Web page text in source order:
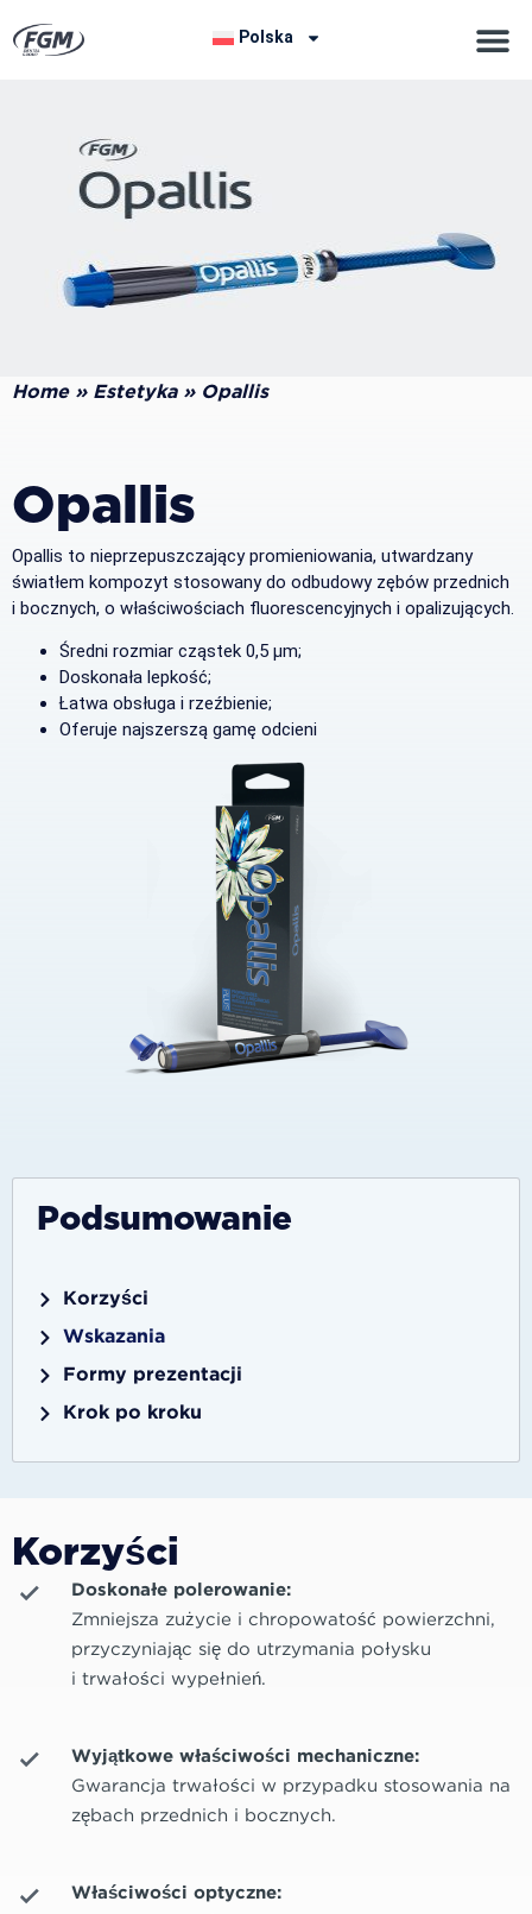
Polska
Home» Estetyka» Opallis
Opallis
Opallis to nieprzepuszczający promieniowania, utwardzany
światłem kompozyt stosowany do odbudowy zębów przednich
i bocznych, o właściwościach fluorescencyjnych i opalizujących.
Średni rozmiar cząstek 0,5 μm;
Doskonała lepkość;
Łatwa obsługa i rzeźbienie;
Oferuje najszerszą gamę odcieni
Podsumowanie
Korzyści
Wskazania
Formy prezentacji
Krok po kroku
Korzyści
Doskonałe polerowanie:
Zmniejsza zużycie i chropowatość powierzchni,
przyczyniając się do utrzymania połysku
i trwałości wypełnień.
Wyjątkowe właściwości mechaniczne:
Gwarancja trwałości w przypadku stosowania na
zębach przednich i bocznych.
Właściwości optyczne: